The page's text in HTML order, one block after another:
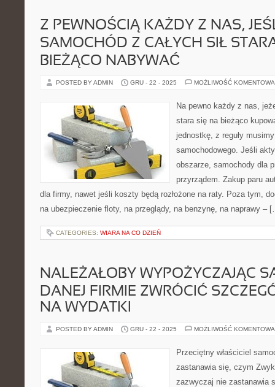
Z PEWNOŚCIĄ KAŻDY Z NAS,
SAMOCHÓD Z CAŁYCH SIŁ
BIEŻĄCO NABYWAĆ
POSTED BY ADMIN GRU - 22 - 2025 MOŻLIWOŚĆ
Na pewno każdy z nas,
stara się na bieżąco
jednostkę, z reguły
samochodowego. Jeśli
obszarze, samochody dla
przyrządem. Zakup paru
dla firmy, nawet jeśli koszty będą rozłożone na raty. Poza tym,
na ubezpieczenie floty, na przeglądy, na benzynę, na naprawy –
CATEGORIES: WIARA NA CO DZIEŃ
NALEŻAŁOBY WYPOŻYCZAJĄC
DANEJ FIRMIE ZWRÓCIĆ
NA WYDATKI
POSTED BY ADMIN GRU - 22 - 2025 MOŻLIWOŚĆ
Przeciętny właściciel
zastanawia się, czym
zazwyczaj nie zastanawia